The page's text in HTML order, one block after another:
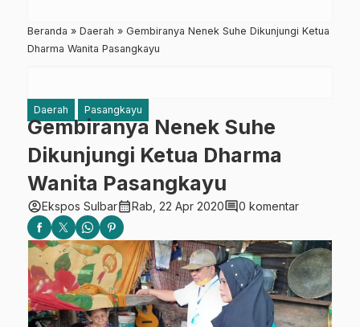
Beranda » Daerah » Gembiranya Nenek Suhe Dikunjungi Ketua
Dharma Wanita Pasangkayu
Daerah Pasangkayu
Gembiranya Nenek Suhe
Dikunjungi Ketua Dharma
Wanita Pasangkayu
account_circleEkspos Sulbarcalendar_monthRab, 22 Apr 2020comment0 komentar